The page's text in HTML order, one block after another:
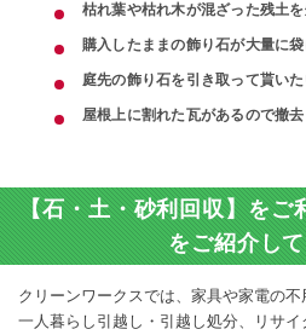
枯れ葉や枯れ木が混ざった残土
購入したままの飾り石が大量に
庭先の飾り石を引き取って貰い
屋根上に割れた瓦があるので撤
【石・土・砂利回収】をご
をご紹介し
クリーンワークスでは、家具や家電の
一人暮らし引越し・引越し処分、リサ